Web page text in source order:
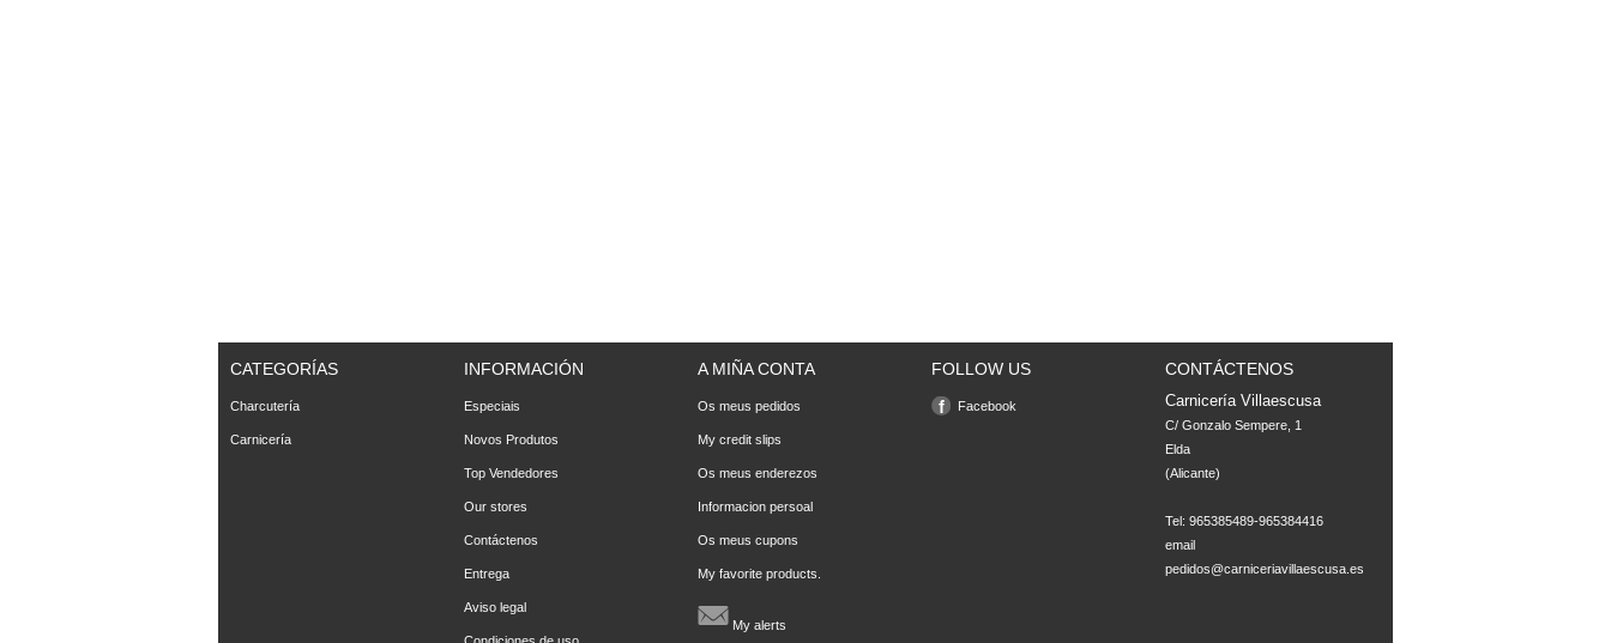
CATEGORÍAS
Charcutería
Carnicería
INFORMACIÓN
Especiais
Novos Produtos
Top Vendedores
Our stores
Contáctenos
Entrega
Aviso legal
A MIÑA CONTA
Os meus pedidos
My credit slips
Os meus enderezos
Informacion persoal
Os meus cupons
My favorite products.
My alerts
FOLLOW US
Facebook
CONTÁCTENOS
Carnicería Villaescusa
C/ Gonzalo Sempere, 1
Elda
(Alicante)
Tel: 965385489-965384416
email
pedidos@carniceriavillaescusa.es